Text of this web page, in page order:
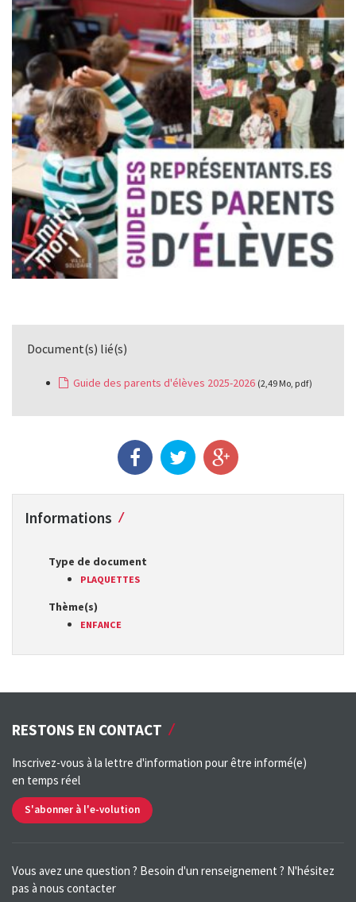
Document(s) lié(s)
Guide des parents d'élèves 2025-2026 (2,49 Mo, pdf)
Informations
Type de document
PLAQUETTES
Thème(s)
ENFANCE
RESTONS EN CONTACT
Inscrivez-vous à la lettre d'information pour être informé(e)
en temps réel
S'abonner à l'e-volution
Vous avez une question ? Besoin d'un renseignement ? N'hésitez
pas à nous contacter